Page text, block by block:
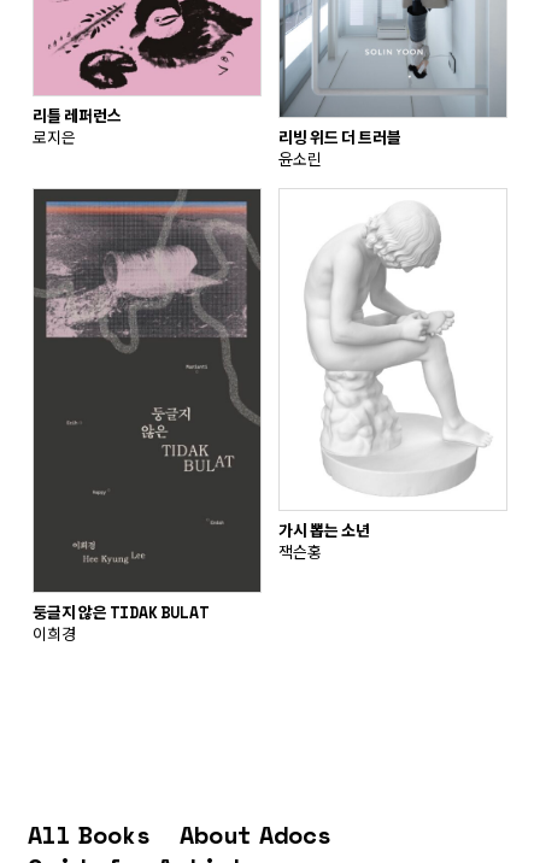
리틀 레퍼런스
로지은
리빙 위드 더 트러블
윤소린
둥글지 않은 TIDAK BULAT
이희경
가시 뽑는 소년
잭슨홍
All Books
About Adocs